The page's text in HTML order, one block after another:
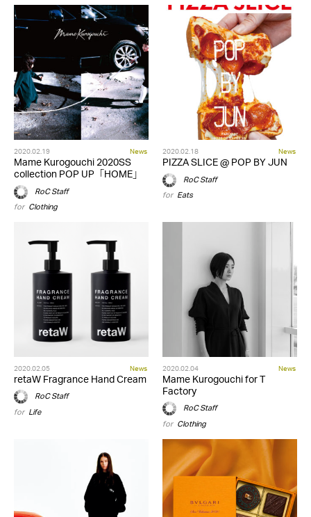
2020.02.19 News
Mame Kurogouchi 2020SS
collection POP UP「HOME」
RoC Staff
for Clothing
2020.02.18 News
PIZZA SLICE @ POP BY JUN
RoC Staff
for Eats
2020.02.05 News
retaW Fragrance Hand Cream
RoC Staff
for Life
2020.02.04 News
Mame Kurogouchi for T
Factory
RoC Staff
for Clothing